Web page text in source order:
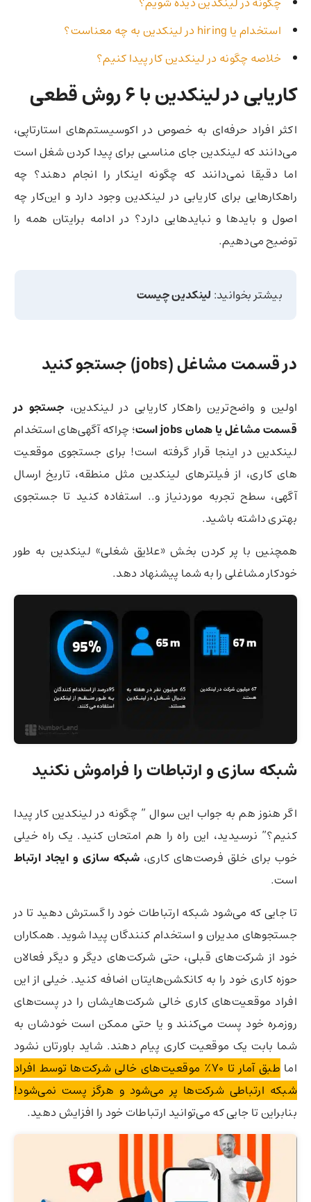
استخدام یا hiring در لینکدین به چه معناست؟
خلاصه چگونه در لینکدین کار پیدا کنیم؟
کاریابی در لینکدین با ۶ روش قطعی
اکثر افراد حرفه‌ای به خصوص در اکوسیستم‌های استارتاپی،‌
می‌دانند که لینکدین جای مناسبی برای پیدا کردن شغل است
اما دقیقا نمی‌دانند که چگونه اینکار را انجام دهند؟‌ چه
راهکارهایی برای کاریابی در لینکدین وجود دارد و این‌کار چه
اصول و بایدها و نبایدهایی دارد؟‌ در ادامه برایتان همه را
توضیح می‌دهیم.
بیشتر بخوانید: لینکدین چیست
در قسمت مشاغل (jobs) جستجو کنید
اولین و واضح‌ترین راهکار کاریابی در لینکدین،‌ جستجو در
قسمت مشاغل یا همان jobs است
؛ چراکه آگهی‌های استخدام
لینکدین در اینجا قرار گرفته است! برای جستجوی موقعیت
های کاری،‌ از فیلترهای لینکدین مثل منطقه، تاریخ ارسال
آگهی، سطح تجربه موردنیاز و.. استفاده کنید تا جستجوی
بهتری داشته باشید.
همچنین با پر کردن بخش «علایق شغلی» لینکدین به طور
خودکار مشاغلی را به شما پیشنهاد دهد.
شبکه سازی و ارتباطات را فراموش نکنید
اگر هنوز هم به جواب این سوال ” چگونه در لینکدین کار پیدا
کنیم؟” نرسیدید، این راه را هم امتحان کنید. یک راه خیلی
خوب برای خلق فرصت‌های کاری،‌شبکه سازی و ایجاد ارتباط
است.
تا جایی که می‌شود شبکه ارتباطات خود را گسترش دهید تا در
جستجوهای مدیران و استخدام کنندگان پیدا شوید. همکاران
خود از شرکت‌های قبلی،‌ حتی شرکت‌های دیگر و دیگر فعالان
حوزه کاری خود را به کانکشن‌هایتان اضافه کنید. خیلی از این
افراد موقعیت‌های کاری خالی شرکت‌هایشان را در پست‌های
روزمره خود پست می‌کنند و یا حتی ممکن است خودشان به
شما بابت یک موقعیت کاری پیام دهند. شاید باورتان نشود
اما
طبق آمار تا ۷۰٪ موقعیت‌های خالی شرکت‌ها توسط افراد
شبکه ارتباطی شرکت‌ها پر می‌شود و هرگز پست نمی‌شود!
بنابراین تا جایی که می‌توانید ارتباطات خود را افزایش دهید.